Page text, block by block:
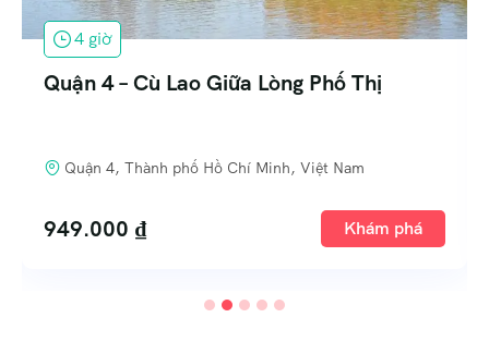
1 ngày
Tân Bình Vì Yêu Mà Đến
Quận Bình Tân, Thành phố Hồ Chí Minh, Việt Nam
899.000₫ Khám phá